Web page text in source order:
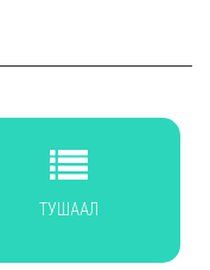
ТУШААЛ